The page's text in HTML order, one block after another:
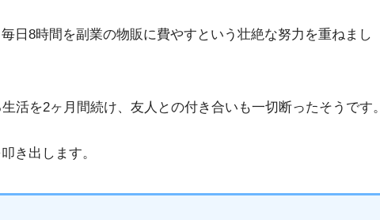
日8時間を副業の物販に費やすという壮絶な努力を重ねまし
活を2ヶ月間続け、友人との付き合いも一切断ったそうです。
き出します。